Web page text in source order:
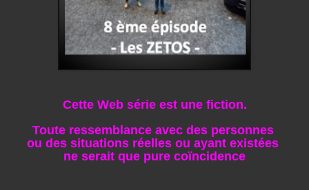
Cette Web série est une fiction.
Toute ressemblance avec des personnes
ou des situations réelles ou ayant existées
ne serait que pure coïncidence